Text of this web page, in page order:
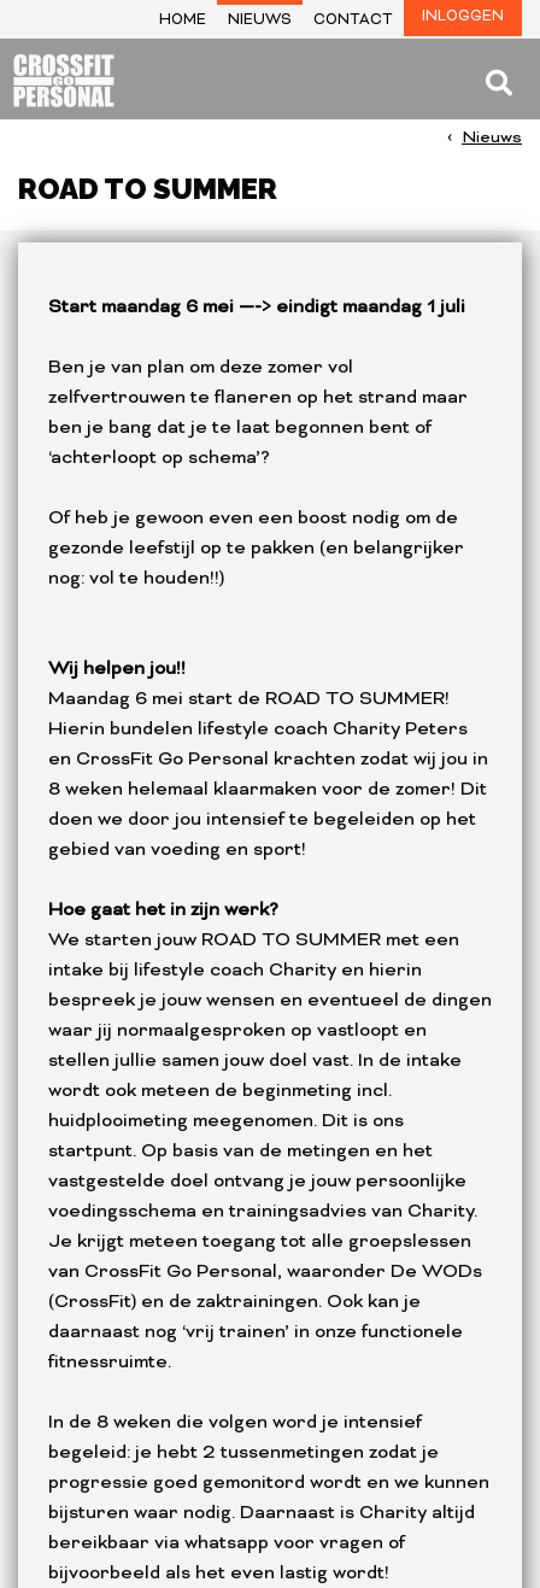
HOME NIEUWS CONTACT INLOGGEN
Nieuws
ROAD TO SUMMER
Start maandag 6 mei —-> eindigt maandag 1 juli
Ben je van plan om deze zomer vol
zelfvertrouwen te flaneren op het strand maar
ben je bang dat je te laat begonnen bent of
‘achterloopt op schema’?
Of heb je gewoon even een boost nodig om de
gezonde leefstijl op te pakken (en belangrijker
nog: vol te houden!!)
Wij helpen jou!!
Maandag 6 mei start de ROAD TO SUMMER!
Hierin bundelen lifestyle coach Charity Peters
en CrossFit Go Personal krachten zodat wij jou in
8 weken helemaal klaarmaken voor de zomer! Dit
doen we door jou intensief te begeleiden op het
gebied van voeding en sport!
Hoe gaat het in zijn werk?
We starten jouw ROAD TO SUMMER met een
intake bij lifestyle coach Charity en hierin
bespreek je jouw wensen en eventueel de dingen
waar jij normaalgesproken op vastloopt en
stellen jullie samen jouw doel vast. In de intake
wordt ook meteen de beginmeting incl.
huidplooimeting meegenomen. Dit is ons
startpunt. Op basis van de metingen en het
vastgestelde doel ontvang je jouw persoonlijke
voedingsschema en trainingsadvies van Charity.
Je krijgt meteen toegang tot alle groepslessen
van CrossFit Go Personal, waaronder De WODs
(CrossFit) en de zaktrainingen. Ook kan je
daarnaast nog ‘vrij trainen’ in onze functionele
fitnessruimte.
In de 8 weken die volgen word je intensief
begeleid: je hebt 2 tussenmetingen zodat je
progressie goed gemonitord wordt en we kunnen
bijsturen waar nodig. Daarnaast is Charity altijd
bereikbaar via whatsapp voor vragen of
bijvoorbeeld als het even lastig wordt!